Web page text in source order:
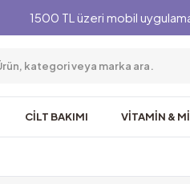
1500 TL üzeri mobil
CİLT BAKIMI VİTAMİN &